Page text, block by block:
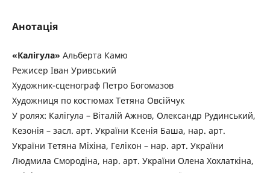
Анотація
«Калігула» Альберта Камю
Режисер Іван Уривський
Художник-сценограф Петро Богомазов
Художниця по костюмах Тетяна Овсійчук
У ролях: Калігула – Віталій Ажнов, Олександр Рудинський,
Кезонія – засл. арт. України Ксенія Баша, нар. арт.
України Тетяна Міхіна, Гелікон – нар. арт. України
Людмила Смородіна, нар. арт. України Олена Хохлаткіна,